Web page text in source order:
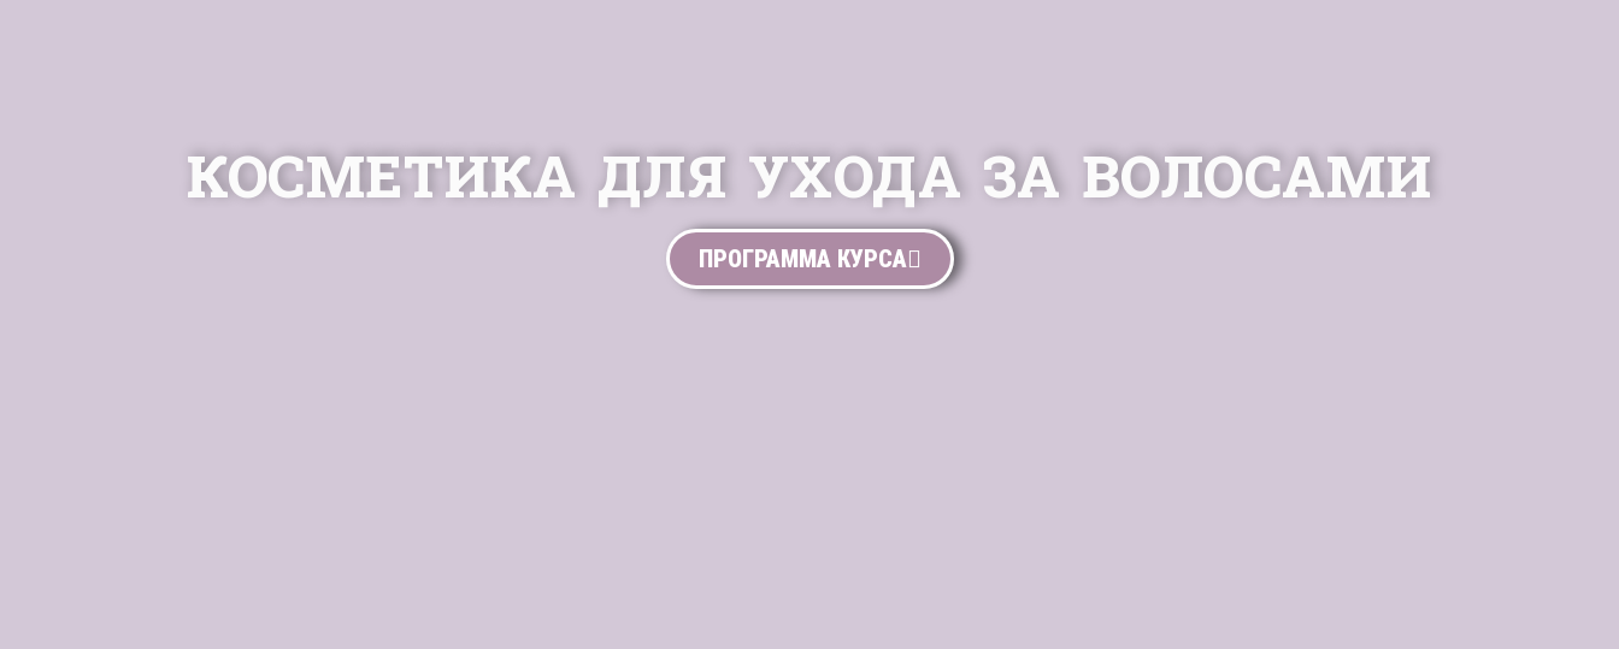
КОСМЕТИКА ДЛЯ УХОДА ЗА ВОЛОСАМИ
ПРОГРАММА КУРСА